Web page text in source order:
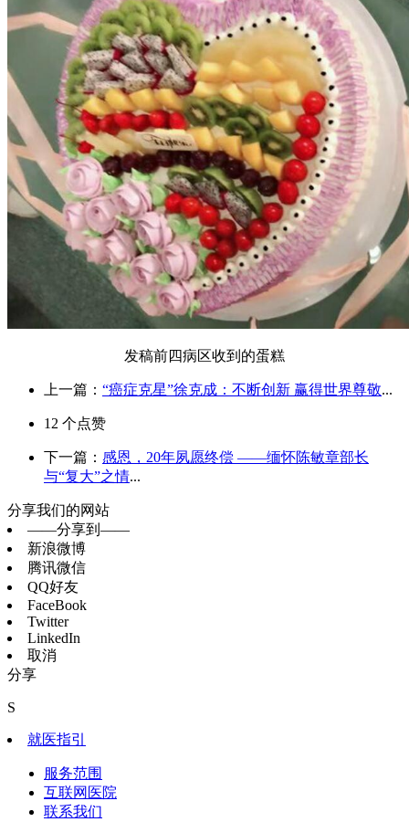
发稿前四病区收到的蛋糕
上一篇： “癌症克星”徐克成：不断创新 赢得世界尊敬...
12 个点赞
下一篇： 感恩，20年夙愿终偿 ——缅怀陈敏章部长
与“复大”之情...
分享我们的网站
——分享到——
新浪微博
腾讯微信
QQ好友
FaceBook
Twitter
LinkedIn
取消
分享
S
就医指引
服务范围
互联网医院
联系我们